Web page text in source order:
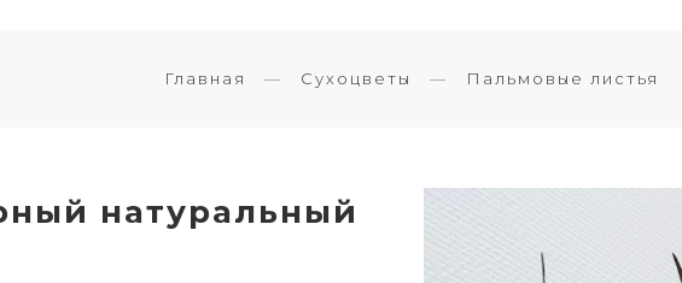
Главная Сухоцветы Пальмовые листья
натуральный